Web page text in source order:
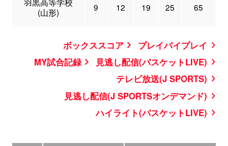
(山形)
9 12 19 25 65
ボックススコア
プレイバイプレイ
MY試合記録
見逃し配信(バスケットLIVE)
テレビ放送(J SPORTS)
見逃し配信(J SPORTSオンデマンド)
ハイライト(バスケットLIVE)